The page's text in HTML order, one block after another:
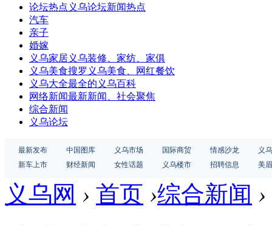
论坛热点 义乌论坛新闻热点
汽车
亲子
婚嫁
义乌家居义乌装修、家纺、家俱
义乌美食搜罗义乌美食、网红餐饮
义乌大全最全的义乌百科
网络新闻最新新闻、社会聚焦
综合新闻
义乌论坛
最新发布 中国图库 义乌市场 国际商贸 情感沙龙
义
新车上市
财经新闻 女性话题 义乌楼市 招聘信息 美
义乌网 › 首页 ›综合新闻 ›